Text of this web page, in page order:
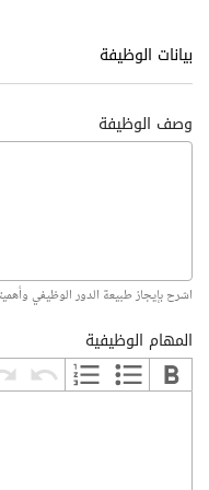
بيانات الوظيفة
وصف الوظيفة
اشرح بإيجاز طبيعة الدور الوظيفي
المهام الوظيفية